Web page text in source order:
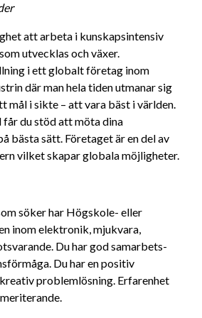
att arbeta i kunskapsintensiv
utvecklas och växer.
i ett globalt företag inom
där man hela tiden utmanar sig
mål i sikte – att vara bäst i världen.
får du stöd att möta dina
bästa sätt. Företaget är en del av
vilket skapar globala möjligheter.
söker har Högskole- eller
inom elektronik, mjukvara,
Du har god samarbets-
Du har en positiv
problemlösning. Erfarenhet